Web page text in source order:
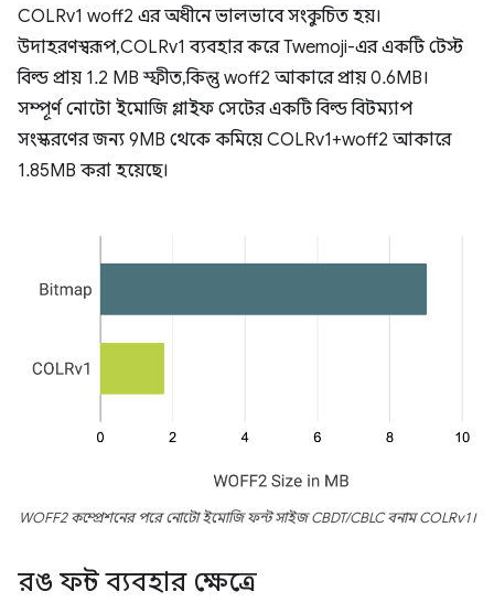
COLRv1 woff2 এর অধীনে ভালভাবে সংকুচিত হয়।
উদাহরণস্বরূপ, COLRv1 ব্যবহার করে Twemoji-এর একটি টেস্ট
বিল্ড প্রায় 1.2 MB স্ফীত, কিন্তু woff2 আকারে প্রায় 0.6MB।
সম্পূর্ণ নোটো ইমোজি গ্লাইফ সেটের একটি বিল্ড বিটম্যাপ
সংস্করণের জন্য 9MB থেকে কমিয়ে COLRv1+woff2 আকারে
1.85MB করা হয়েছে।
WOFF2 কম্প্রেশনের পরে নোটো ইমোজি ফন্ট সাইজ CBDT/CBLC বনাম COLRv1।
রঙ ফন্ট ব্যবহার ক্ষেত্রে